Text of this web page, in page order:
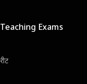
Teaching Exams
रीट